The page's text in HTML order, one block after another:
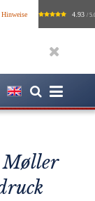
Hinweise 4.93 /